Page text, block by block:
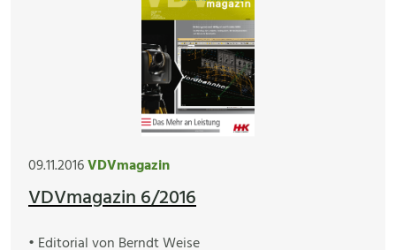
09.11.2016VDVmagazin
VDVmagazin 6/2016
• Editorial von Berndt Weise